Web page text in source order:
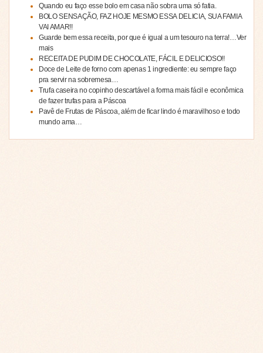
Quando eu faço esse bolo em casa não sobra uma só fatia.
BOLO SENSAÇÃO, FAZ HOJE MESMO ESSA DELICIA, SUA FAMIA
VAI AMAR!!
Guarde bem essa receita, por que é igual a um tesouro na terra!…Ver
mais
RECEITA DE PUDIM DE CHOCOLATE, FÁCIL E DELICIOSO!!
Doce de Leite de forno com apenas 1 ingrediente: eu sempre faço
pra servir na sobremesa…
Trufa caseira no copinho descartável a forma mais fácil e econômica
de fazer trufas para a Páscoa
Pavê de Frutas de Páscoa, além de ficar lindo é maravilhoso e todo
mundo ama…